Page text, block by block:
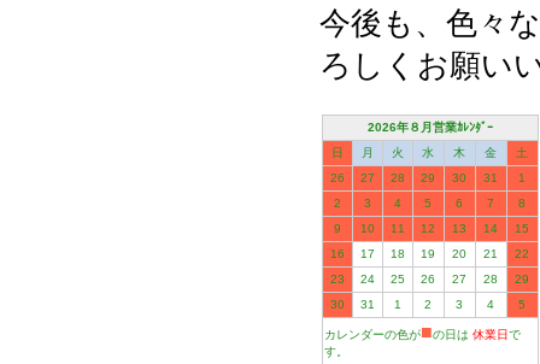
今後も、色々
ろしくお願い
2026年８月営業ｶﾚﾝﾀﾞｰ
日
月 火 水 木 金
土
26
27 28 29 30 31
1
2
3 4 5 6 7
8
9
10 11 12 13 14
15
16
17 18 19 20 21
22
23
24 25 26 27 28
29
30
31 1 2 3 4 5
カレンダーの色が■の日は 休業日で
す。